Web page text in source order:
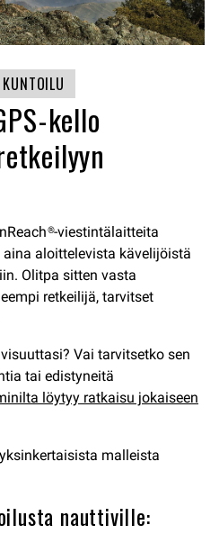
kello
viestintälaitteita
aloittelevista kävelijöistä
Olitpa sitten vasta
retkeilijä, tarvitset
Vai tarvitsetko sen
tai edistyneitä
löytyy ratkaisu jokaiseen
malleista
nauttiville: